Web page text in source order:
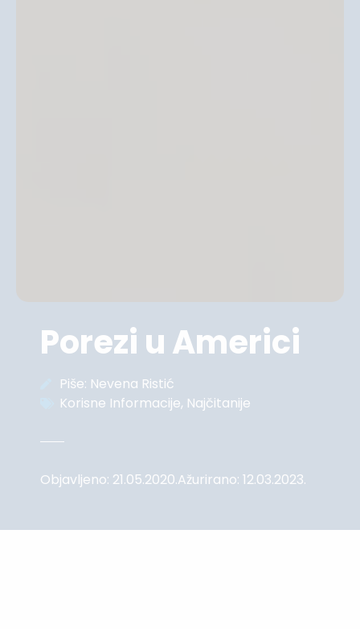
Porezi u Americi
Piše: Nevena Ristić
Korisne Informacije, Najčitanije
Objavljeno: 21.05.2020.Ažurirano: 12.03.2023.